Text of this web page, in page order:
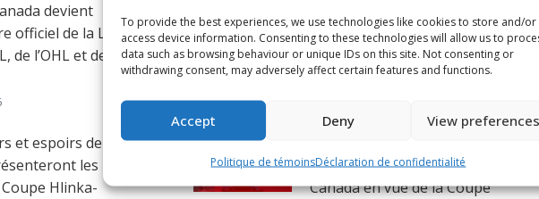
To provide the best experiences, we use technologies like cookies to store and/or
access device information. Consenting to these technologies will allow us to
data such as browsing behaviour or unique IDs on this site. Not consenting or
withdrawing consent, may adversely affect certain features and functions.
Accept Deny View preferences
Politique de témoinsDéclaration de confidentialité
devient
officiel de la LCH,
de l’OHL et de la
a hâte de se joindre à l’Océanic
!
5 août 2026
et espoirs de la
les huit
Hlinka-
au sein de la formation du
Canada en vue de la Coupe